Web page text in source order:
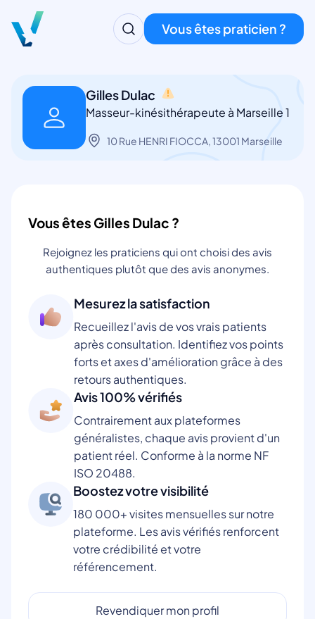
Vous êtes praticien ?
Gilles Dulac
Masseur-kinésithérapeute à Marseille 1
10 Rue HENRI FIOCCA, 13001 Marseille
Vous êtes Gilles Dulac ?
Rejoignez les praticiens qui ont choisi des avis
authentiques plutôt que des avis anonymes.
Mesurez la satisfaction
Recueillez l'avis de vos vrais patients
après consultation. Identifiez vos points
forts et axes d'amélioration grâce à des
retours authentiques.
Avis 100% vérifiés
Contrairement aux plateformes
généralistes, chaque avis provient d'un
patient réel. Conforme à la norme NF
ISO 20488.
Boostez votre visibilité
180 000+ visites mensuelles sur notre
plateforme. Les avis vérifiés renforcent
votre crédibilité et votre
référencement.
Revendiquer mon profil